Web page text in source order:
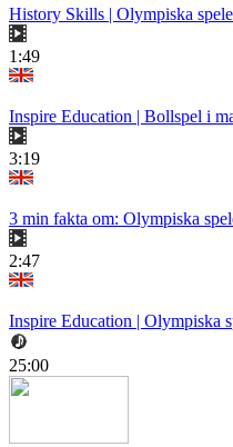
History Skills | Olympiska
1:49
Inspire Education | Bollspel i
3:19
3 min fakta om: Olympiska
2:47
Inspire Education | Olympiska
25:00